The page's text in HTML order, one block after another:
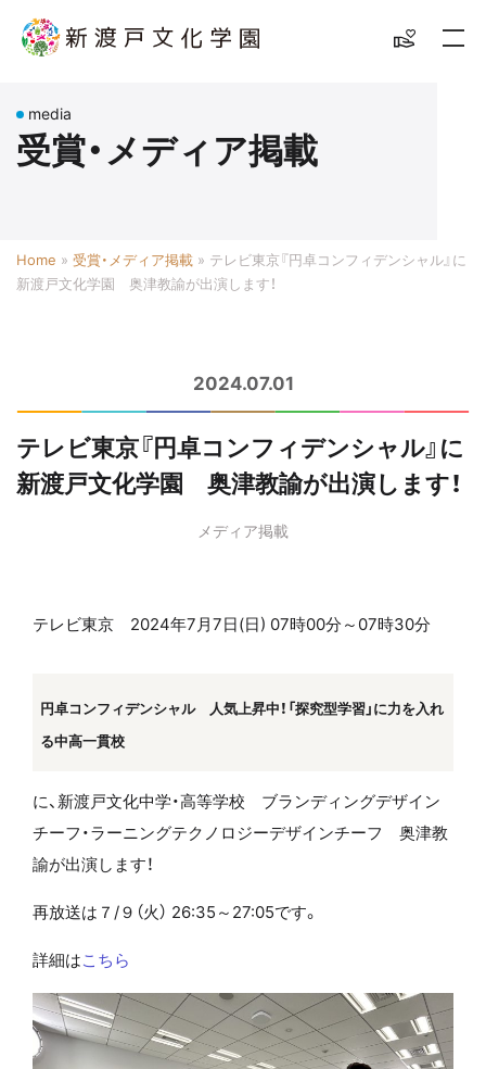
media
受賞・メディア掲載
Home » 受賞・メディア掲載 » テレビ東京『円卓コンフィデンシャル』に
新渡戸文化学園 奥津教諭が出演します！
2024.07.01
テレビ東京『円卓コンフィデンシャル』に
新渡戸文化学園 奥津教諭が出演します！
メディア掲載
テレビ東京 2024年7月7日(日) 07時00分～07時30分
円卓コンフィデンシャル 人気上昇中！「探究型学習」に力を入れ
る中高一貫校
に、新渡戸文化中学・高等学校 ブランディングデザイン
チーフ・ラーニングテクノロジーデザインチーフ 奥津教
諭が出演します！
再放送は７/９（火） 26:35～27:05です。
詳細はこちら